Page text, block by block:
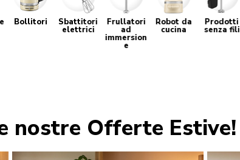
Bollitori Sbattitori
elettrici
Frullatori
ad
immersion
e
Robot da
cucina
Prodotti
senza fili
nostre Offerte Estive!